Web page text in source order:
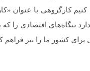
کارگروهی با عنوان
بنگاه‌های اقتصادی را
کشور ما را نیز فراهم